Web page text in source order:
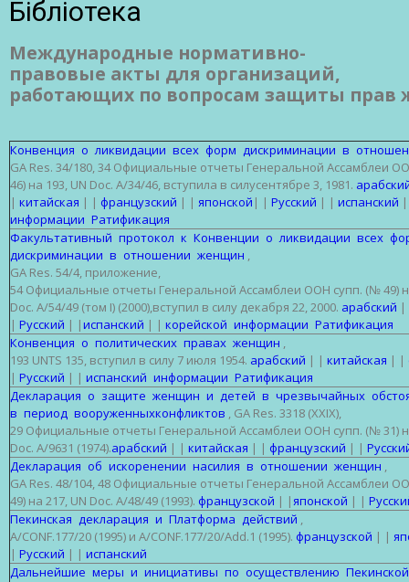
Бібліотека
Международные нормативно-
правовые акты для организаций,
работающих по вопросам защиты прав
Конвенция о ликвидации всех форм дискриминации в
GA Res. 34/180, 34 Официальные отчеты Генеральной Ассамблеи
46) на 193, UN Doc. A/34/46, вступила в силусентябре 3, 1981.
| китайская | | французский | | японской | | Русский | | испанский
информации Ратификация
Факультативный протокол к Конвенции о ликвидации всех
дискриминации в отношении женщин ,
GA Res. 54/4, приложение,
54 Официальные отчеты Генеральной Ассамблеи ООН супп. (№ 49)
Doc. A/54/49 (том I) (2000),вступил в силу декабря 22, 2000. арабский
| Русский | |испанский | | корейской информации Ратификация
Конвенция о политических правах женщин ,
193 UNTS 135, вступил в силу 7 июля 1954. арабский | | китайская | |
| Русский | | испанский информации Ратификация
Декларация о защите женщин и детей в чрезвычайных
в период вооруженныхконфликтов , GA Res. 3318 (XXIX),
29 Официальные отчеты Генеральной Ассамблеи ООН супп. (№ 31)
Doc. A/9631 (1974).арабский | | китайская | | французский | |
Декларация об искоренении насилия в отношении женщин ,
GA Res. 48/104, 48 Официальные отчеты Генеральной Ассамблеи
49) на 217, UN Doc. A/48/49 (1993). французской | |японской | |
Пекинская декларация и Платформа действий ,
A/CONF.177/20 (1995) и A/CONF.177/20/Add.1 (1995). французской | |
| Русский | | испанский
Дальнейшие меры и инициативы по осуществлению